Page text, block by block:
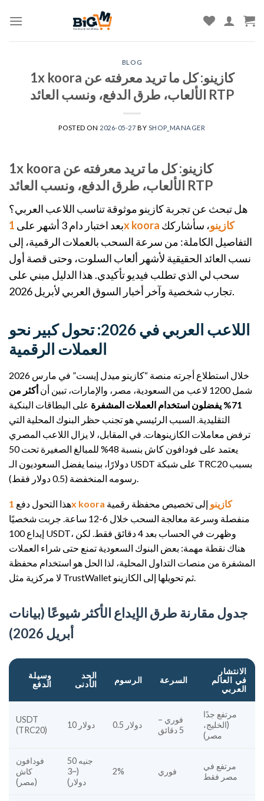
BLOG
1x koora كازينو: كل ما تريد معرفته عن
الألعاب، طرق الدفع، ونسب العائد RTP
POSTED ON 2026-05-27 BY SHOP_MANAGER
1x koora كازينو: كل ما تريد معرفته عن
الألعاب، طرق الدفع، ونسب العائد RTP
هل تبحث عن تجربة كازينو موثوقة تناسب اللاعب العربي؟
بعد اختبار دام 3 أشهر على
1x koora كازينو، سأشاركك
التفاصيل الكاملة: من سرعة السحب بالعملات الرقمية، إلى
نسب العائد الحقيقية لأشهر ألعاب السلوت، وحتى قصة أول
سحب لي الذي تطلب فيديو تأكيدي. هذا الدليل مبني على
تجارب شخصية وآخر أخبار السوق العربي لأبريل 2026.
اللاعب العربي في 2026: تحول كبير نحو
العملات الرقمية
خلال استطلاع أجرته منصة “كازينو ميدل إيست” في مارس 2026
شمل 1200 لاعب من السعودية، مصر، والإمارات، تبين أن
أكثر من
71% يفضلون استخدام العملات المشفرة
على البطاقات البنكية
التقليدية. السبب الرئيسي هو تجنب حظر البنوك المحلية التي
ترفض معاملات الكازينوهات. في المقابل، لا يزال اللاعب المصري
يعتمد على فودافون كاش بنسبة 48% للمبالغ الصغيرة تحت 50
دولارًا، بينما يفضل السعوديون الـ USDT على شبكة TRC20 بسبب
هذا التحول دفع 1x koora كازينو إلى تخصيص محفظة رقمية
منفصلة وسرعة معالجة السحب خلال 6-12 ساعة. جربت شخصيًا
إيداع 100 USDT، وظهرت في الحساب بعد 4 دقائق فقط. لكن
هناك نقطة مهمة: بعض البنوك السعودية تمنع حتى شراء العملات
المشفرة من منصات التداول المحلية، لذا الحل هو استخدام محفظة
جدول مقارنة طرق الإيداع الأكثر شيوعًا (بيانات
أبريل 2026)
وسيلة
الدفع
الحد
الأدنى
الرسوم السرعة
الانتشار
في العالم
العربي
USDT
(TRC20)
10 دولار 0.5 دولار
فوري –
5 دقائق
مرتفع جدًا
(الخليج،
مصر)
فودافون
كاش
(مصر)
50 جنيه
(~3
دولار)
2% فوري
مرتفع في
مصر فقط